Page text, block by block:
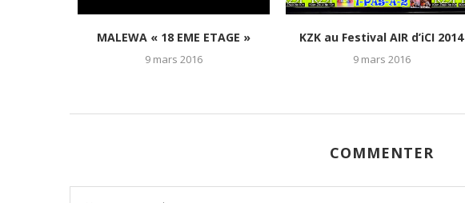
MALEWA « 18 EME ETAGE »
9 mars 2016
KZK au Festival AIR d’iCI 2014
9 mars 2016
COMMENTER